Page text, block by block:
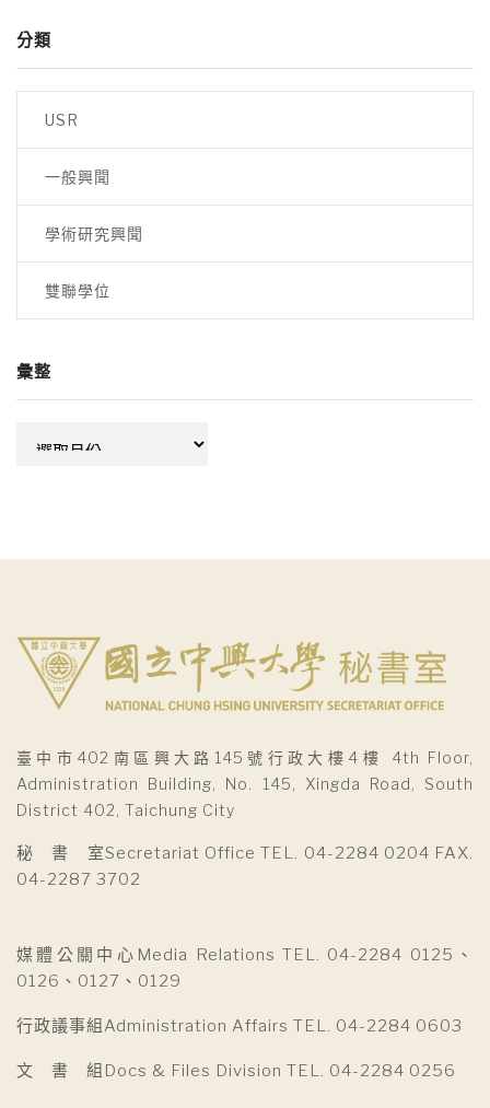
分類
USR
一般興聞
學術研究興聞
雙聯學位
彙整
臺中市402南區興大路145號行政大樓4樓 4th Floor,
Administration Building, No. 145, Xingda Road, South
District 402, Taichung City
秘 書 室Secretariat Office TEL. 04-2284 0204 FAX.
04-2287 3702
媒體公關中心Media Relations TEL. 04-2284 0125、
0126、0127、0129
行政議事組Administration Affairs TEL. 04-2284 0603
文 書 組Docs & Files Division TEL. 04-2284 0256